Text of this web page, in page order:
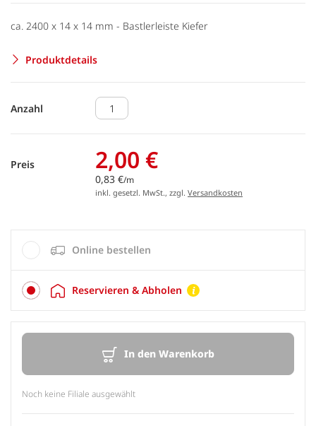
ca. 2400 x 14 x 14 mm - Bastlerleiste Kiefer
Produktdetails
Anzahl
Preis 2,00 €
0,83 €/m
inkl. gesetzl. MwSt., zzgl. Versandkosten
Online bestellen
Reservieren & Abholen
In den Warenkorb
Noch keine Filiale ausgewählt